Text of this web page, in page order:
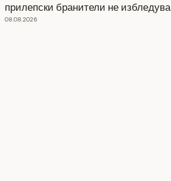
прилепски бранители не избледува
08.08.2026